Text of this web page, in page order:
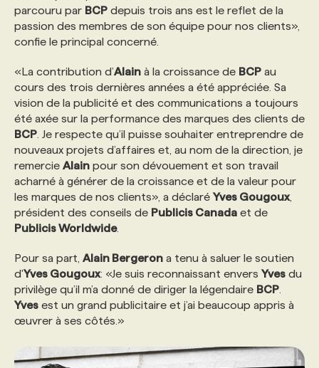
PROGRAMMES DE SUBVENTIONS
FAQ
ANNONCEZ AVEC NOUS
parcouru par BCP depuis trois ans est le reflet de la
passion des membres de son équipe pour nos clients»,
confie le principal concerné.
«La contribution d’Alain à la croissance de BCP au
cours des trois dernières années a été appréciée. Sa
vision de la publicité et des communications a toujours
été axée sur la performance des marques des clients de
BCP . Je respecte qu’il puisse souhaiter entreprendre de
nouveaux projets d’affaires et, au nom de la direction, je
remercie Alain pour son dévouement et son travail
acharné à générer de la croissance et de la valeur pour
les marques de nos clients», a déclaré Yves Gougoux
président des conseils de Publicis Canada et de
Publicis Worldwide.
Pour sa part, Alain Bergeron a tenu à saluer le soutien
d'Yves Gougoux: «Je suis reconnaissant envers Yves du
privilège qu’il m’a donné de diriger la légendaire BCP
Yves est un grand publicitaire et j’ai beaucoup appris à
œuvrer à ses côtés.»